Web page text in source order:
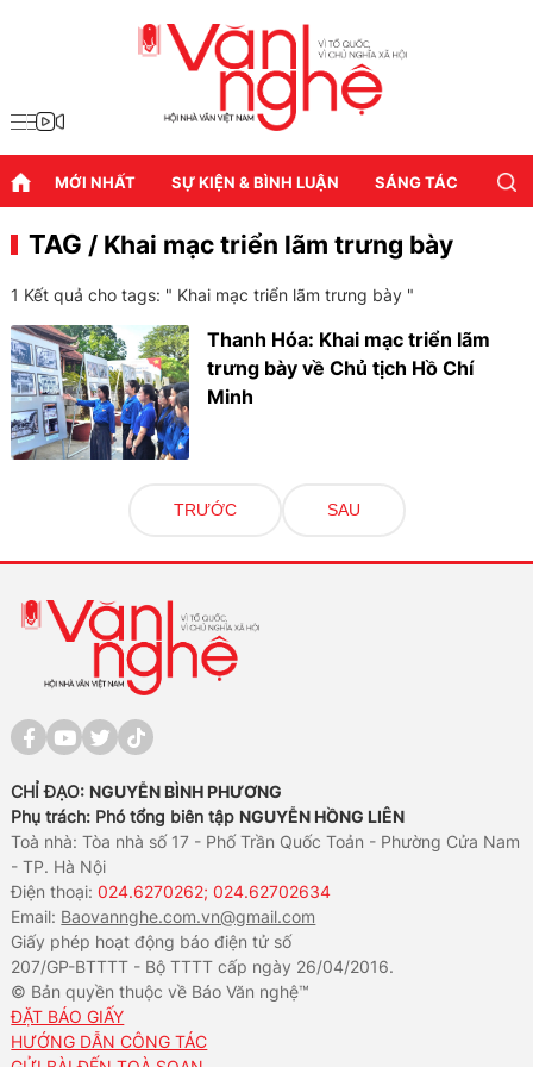
MỚI NHẤT SỰ KIỆN & BÌNH LUẬN SÁNG TÁC
TAG / Khai mạc triển lãm trưng bày
1 Kết quả cho tags: " Khai mạc triển lãm trưng bày "
Thanh Hóa: Khai mạc triển lãm
trưng bày về Chủ tịch Hồ Chí
Minh
TRƯỚC SAU
CHỈ ĐẠO: NGUYỄN BÌNH PHƯƠNG
Phụ trách: Phó tổng biên tập NGUYỄN HỒNG LIÊN
Toà nhà: Tòa nhà số 17 - Phố Trần Quốc Toản - Phường Cửa Nam
- TP. Hà Nội
Điện thoại:024.6270262; 024.62702634
Email: Baovannghe.com.vn@gmail.com
Giấy phép hoạt động báo điện tử số
207/GP-BTTTT - Bộ TTTT cấp ngày 26/04/2016.
© Bản quyền thuộc về Báo Văn nghệ™
ĐẶT BÁO GIẤY
HƯỚNG DẪN CÔNG TÁC